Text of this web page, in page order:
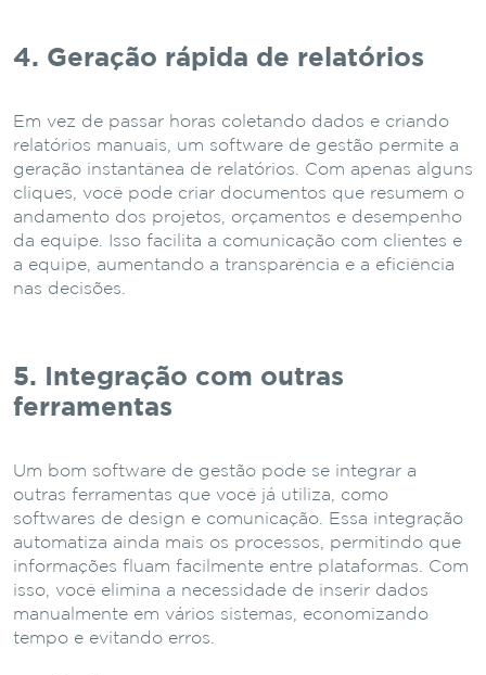
4. Geração rápida de relatórios
Em vez de passar horas coletando dados e criando
relatórios manuais, um software de gestão permite a
geração instantânea de relatórios. Com apenas alguns
cliques, você pode criar documentos que resumem o
andamento dos projetos, orçamentos e desempenho
da equipe. Isso facilita a comunicação com clientes e
a equipe, aumentando a transparência e a eficiência
nas decisões.
5. Integração com outras
ferramentas
Um bom software de gestão pode se integrar a
outras ferramentas que você já utiliza, como
softwares de design e comunicação. Essa integração
automatiza ainda mais os processos, permitindo que
informações fluam facilmente entre plataformas. Com
isso, você elimina a necessidade de inserir dados
manualmente em vários sistemas, economizando
tempo e evitando erros.